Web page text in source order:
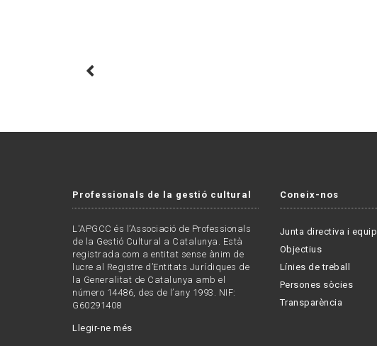
Professionals de la gestió cultural
L'APGCC és l’Associació de Professionals
de la Gestió Cultural a Catalunya. Està
registrada com a entitat sense ànim de
lucre al Registre d’Entitats Jurídiques de
la Generalitat de Catalunya amb el
número 14486, des de l’any 1993. NIF:
G60291408
Llegir-ne més
Coneix-nos
Junta directiva i equip
Objectius
Línies de treball
Persones sòcies
Transparència